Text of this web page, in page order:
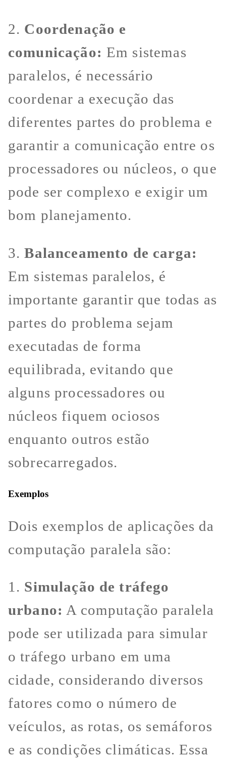
2. Coordenação e
comunicação: Em sistemas
paralelos, é necessário
coordenar a execução das
diferentes partes do problema e
garantir a comunicação entre os
processadores ou núcleos, o que
pode ser complexo e exigir um
bom planejamento.
3.Balanceamento de carga:
Em sistemas paralelos, é
importante garantir que todas as
partes do problema sejam
executadas de forma
equilibrada, evitando que
alguns processadores ou
núcleos fiquem ociosos
enquanto outros estão
sobrecarregados.
Exemplos
Dois exemplos de aplicações da
computação paralela são:
1. Simulação de tráfego
urbano: A computação paralela
pode ser utilizada para simular
o tráfego urbano em uma
cidade, considerando diversos
fatores como o número de
veículos, as rotas, os semáforos
e as condições climáticas. Essa